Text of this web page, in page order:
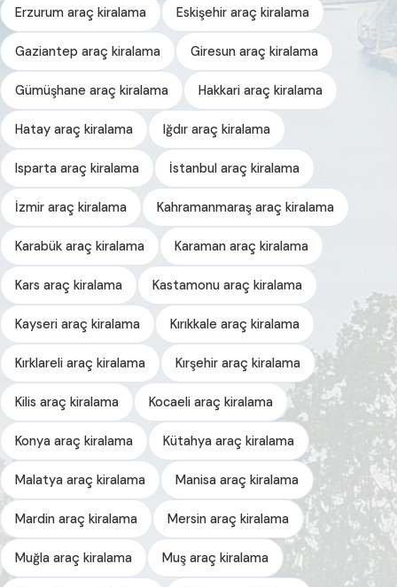
Erzurum araç kiralama Eskişehir araç kiralama
Gaziantep araç kiralama Giresun araç kiralama
Gümüşhane araç kiralama Hakkari araç kiralama
Hatay araç kiralama Iğdır araç kiralama
Isparta araç kiralama İstanbul araç kiralama
İzmir araç kiralama Kahramanmaraş araç kiralama
Karabük araç kiralama Karaman araç kiralama
Kars araç kiralama Kastamonu araç kiralama
Kayseri araç kiralama Kırıkkale araç kiralama
Kırklareli araç kiralama Kırşehir araç kiralama
Kilis araç kiralama Kocaeli araç kiralama
Konya araç kiralama Kütahya araç kiralama
Malatya araç kiralama Manisa araç kiralama
Mardin araç kiralama Mersin araç kiralama
Muğla araç kiralama Muş araç kiralama